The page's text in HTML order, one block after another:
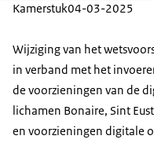
Kamerstuk04-03-2025
Wijziging van het
in verband met het
de voorzieningen van de
lichamen Bonaire, Sint
en voorzieningen digitale